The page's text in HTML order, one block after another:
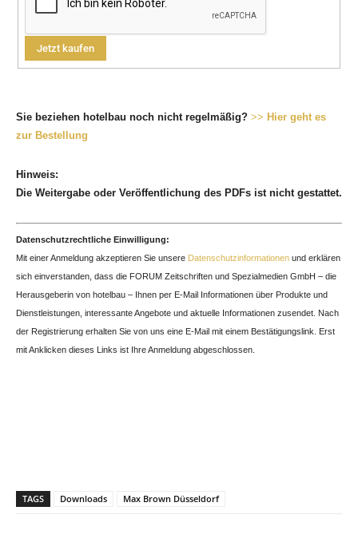
Sie beziehen hotelbau noch nicht regelmäßig? >> Hier geht es
zur Bestellung
Hinweis:
Die Weitergabe oder Veröffentlichung des PDFs ist nicht gestattet.
Datenschutzrechtliche Einwilligung:
Mit einer Anmeldung akzeptieren Sie unsere Datenschutzinformationen und erklären
sich einverstanden, dass die FORUM Zeitschriften und Spezialmedien GmbH – die
Herausgeberin von hotelbau – Ihnen per E-Mail Informationen über Produkte und
Dienstleistungen, interessante Angebote und aktuelle Informationen zusendet. Nach
der Registrierung erhalten Sie von uns eine E-Mail mit einem Bestätigungslink. Erst
mit Anklicken dieses Links ist Ihre Anmeldung abgeschlossen.
TAGS Downloads Max Brown Düsseldorf